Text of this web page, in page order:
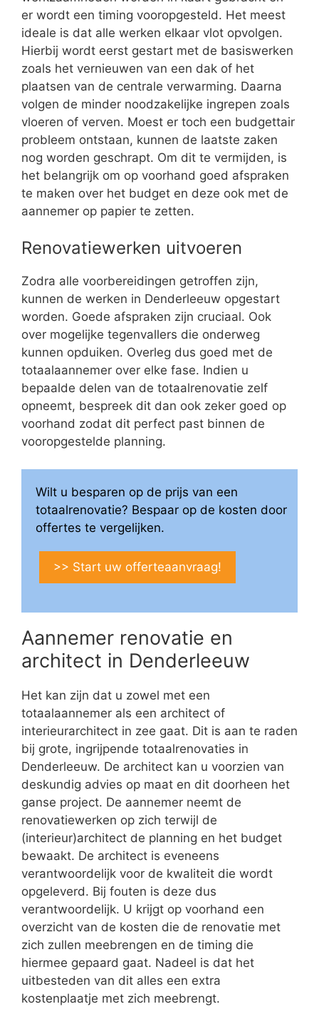
er wordt een timing vooropgesteld. Het meest
ideale is dat alle werken elkaar vlot opvolgen.
Hierbij wordt eerst gestart met de basiswerken
zoals het vernieuwen van een dak of het
plaatsen van de centrale verwarming. Daarna
volgen de minder noodzakelijke ingrepen zoals
vloeren of verven. Moest er toch een budgettair
probleem ontstaan, kunnen de laatste zaken
nog worden geschrapt. Om dit te vermijden, is
het belangrijk om op voorhand goed afspraken
te maken over het budget en deze ook met de
aannemer op papier te zetten.
Renovatiewerken uitvoeren
Zodra alle voorbereidingen getroffen zijn,
kunnen de werken in Denderleeuw opgestart
worden. Goede afspraken zijn cruciaal. Ook
over mogelijke tegenvallers die onderweg
kunnen opduiken. Overleg dus goed met de
totaalaannemer over elke fase. Indien u
bepaalde delen van de totaalrenovatie zelf
opneemt, bespreek dit dan ook zeker goed op
voorhand zodat dit perfect past binnen de
vooropgestelde planning.
Wilt u besparen op de prijs van een
totaalrenovatie? Bespaar op de kosten door
offertes te vergelijken.
>> Start uw offerteaanvraag!
Aannemer renovatie en
architect in Denderleeuw
Het kan zijn dat u zowel met een
totaalaannemer als een architect of
interieurarchitect in zee gaat. Dit is aan te raden
bij grote, ingrijpende totaalrenovaties in
Denderleeuw. De architect kan u voorzien van
deskundig advies op maat en dit doorheen het
ganse project. De aannemer neemt de
renovatiewerken op zich terwijl de
(interieur)architect de planning en het budget
bewaakt. De architect is eveneens
verantwoordelijk voor de kwaliteit die wordt
opgeleverd. Bij fouten is deze dus
verantwoordelijk. U krijgt op voorhand een
overzicht van de kosten die de renovatie met
zich zullen meebrengen en de timing die
hiermee gepaard gaat. Nadeel is dat het
uitbesteden van dit alles een extra
kostenplaatje met zich meebrengt.